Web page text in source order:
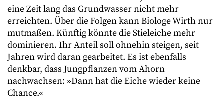
eine Zeit lang das Grundwasser nicht mehr
erreichten. Über die Folgen kann Biologe Wirth nur
mutmaßen. Künftig könnte die Stieleiche mehr
dominieren. Ihr Anteil soll ohnehin steigen, seit
Jahren wird daran gearbeitet. Es ist ebenfalls
denkbar, dass Jungpflanzen vom Ahorn
nachwachsen: »Dann hat die Eiche wieder keine
Chance.«